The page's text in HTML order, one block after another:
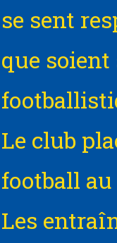
se sent
que soient
Le club
football
Les